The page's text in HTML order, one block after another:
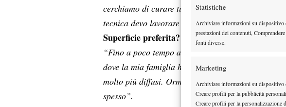
Statistiche
Archiviare informazioni su dispositivo
prestazioni dei contenuti,
fonti diverse.
Marketing
Archiviare informazioni su dispositivo
Creare profili per la pubblicità
Creare profili per la personalizzazione
cerchiamo di curare tutti gli aspetti tecnici, mentali
tecnica devo lavorare particolarmente sul servizio
Superficie preferita?
“Fino a poco tempo avrei risposto veloce, anche
dove la mia famiglia ha vissuto fino ai miei 14 anni
molto più diffusi. Ormai, però, mi sono adattato
spesso”.